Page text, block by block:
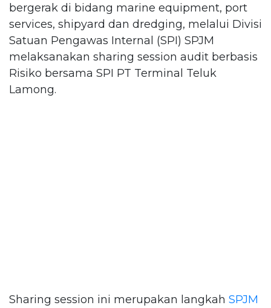
bergerak di bidang marine equipment, port
services, shipyard dan dredging, melalui Divisi
Satuan Pengawas Internal (SPI) SPJM
melaksanakan sharing session audit berbasis
Risiko bersama SPI PT Terminal Teluk
Lamong.
Sharing session ini merupakan langkah SPJM